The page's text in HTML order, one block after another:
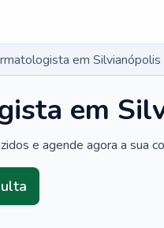
em
em
e agende agora a sua